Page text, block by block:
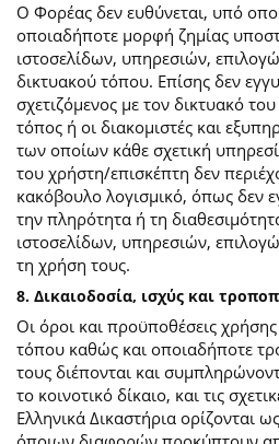
Ο Φορέας δεν ευθύνεται, υπό
οποιαδήποτε μορφή ζημίας
ιστοσελίδων, υπηρεσιών,
δικτυακού τόπου. Επίσης δεν
σχετιζόμενος με τον δικτυακό
τόπος ή οι διακομιστές και
των οποίων κάθε σχετική
του χρήστη/επισκέπτη δεν
κακόβουλο λογισμικό, όπως δεν
την πληρότητα ή τη
ιστοσελίδων, υπηρεσιών,
τη χρήση τους.
8. Δικαιοδοσία, ισχύς και
Οι όροι και προϋποθέσεις
τόπου καθώς και οποιαδήποτε
τους διέπονται και
το κοινοτικό δίκαιο, και τις
Ελληνικά Δικαστήρια ορίζονται